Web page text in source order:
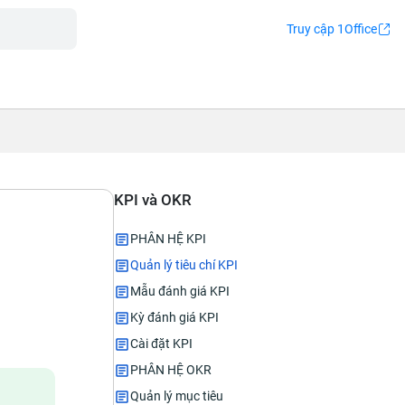
Truy cập 1Office
KPI và OKR
PHÂN HỆ KPI
Quản lý tiêu chí KPI
Mẫu đánh giá KPI
Kỳ đánh giá KPI
Cài đặt KPI
PHÂN HỆ OKR
Quản lý mục tiêu